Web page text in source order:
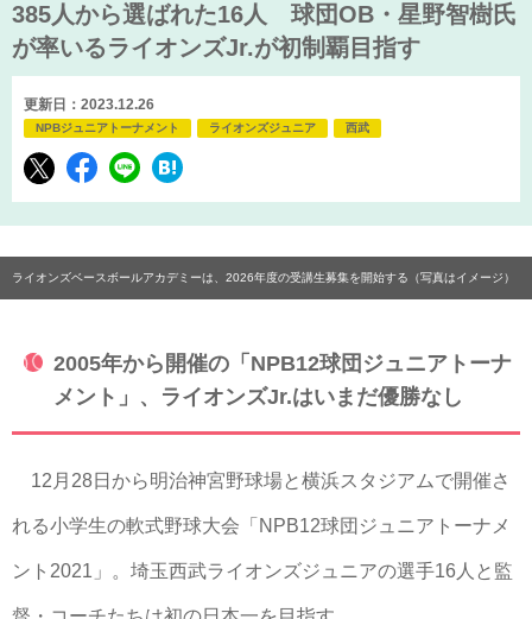
385人から選ばれた16人 球団OB・星野智樹氏
が率いるライオンズJr.が初制覇目指す
更新日：2023.12.26
NPBジュニアトーナメント ライオンズジュニア 西武
ライオンズベースボールアカデミーは、2026年度の受講生募集を開始する（写真はイメージ）
2005年から開催の「NPB12球団ジュニアトーナ
メント」、ライオンズJr.はいまだ優勝なし
12月28日から明治神宮野球場と横浜スタジアムで開催さ
れる小学生の軟式野球大会「NPB12球団ジュニアトーナメ
ント2021」。埼玉西武ライオンズジュニアの選手16人と監